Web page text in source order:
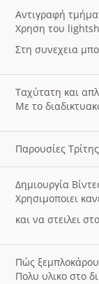
Αντιγραφή
Χρηση του
Στη συνεχεια
Ταχύτατη και
Με το
Παρουσίες
Δημιουργία
Χρησιμοποιει
και να στειλει
Πώς
Πολυ υλικο στο